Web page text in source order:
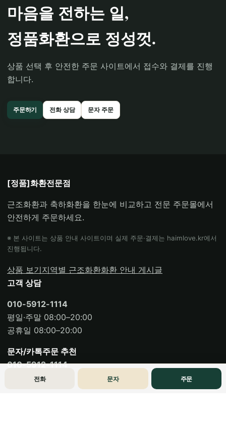
마음을 전하는 일,
정품화환으로 정성껏.
상품 선택 후 안전한 주문 사이트에서 접수와 결제를 진행
합니다.
주문하기 전화 상담 문자 주문
[정품]화환전문점
근조화환과 축하화환을 한눈에 비교하고 전문 주문몰에서
안전하게 주문하세요.
※ 본 사이트는 상품 안내 사이트이며 실제 주문·결제는 haimlove.kr에서
진행됩니다.
상품 보기지역별 근조화환화환 안내 게시글
고객 상담
010-5912-1114
평일·주말 08:00–20:00
공휴일 08:00–20:00
문자/카톡주문 추천
010-5912-1114
전화 문자 주문